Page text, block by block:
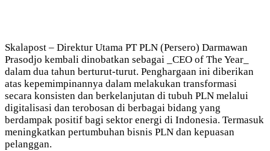
Skalapost – Direktur Utama PT PLN (Persero) Darmawan
Prasodjo kembali dinobatkan sebagai _CEO of The Year_
dalam dua tahun berturut-turut. Penghargaan ini diberikan
atas kepemimpinannya dalam melakukan transformasi
secara konsisten dan berkelanjutan di tubuh PLN melalui
digitalisasi dan terobosan di berbagai bidang yang
berdampak positif bagi sektor energi di Indonesia. Termasuk
meningkatkan pertumbuhan bisnis PLN dan kepuasan
pelanggan.